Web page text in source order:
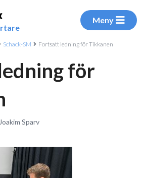
Meny
Schack-SM Fortsatt ledning för Tikkanen
för
Sparv